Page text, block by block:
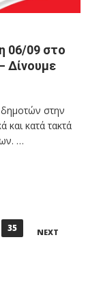
06/09 στο
Δίνουμε
στην
και κατά τακτά
…
35 NEXT